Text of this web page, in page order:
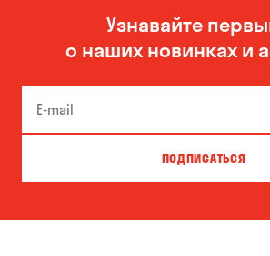
Узнавайте
о наших новинках и
ПОДПИСАТЬСЯ